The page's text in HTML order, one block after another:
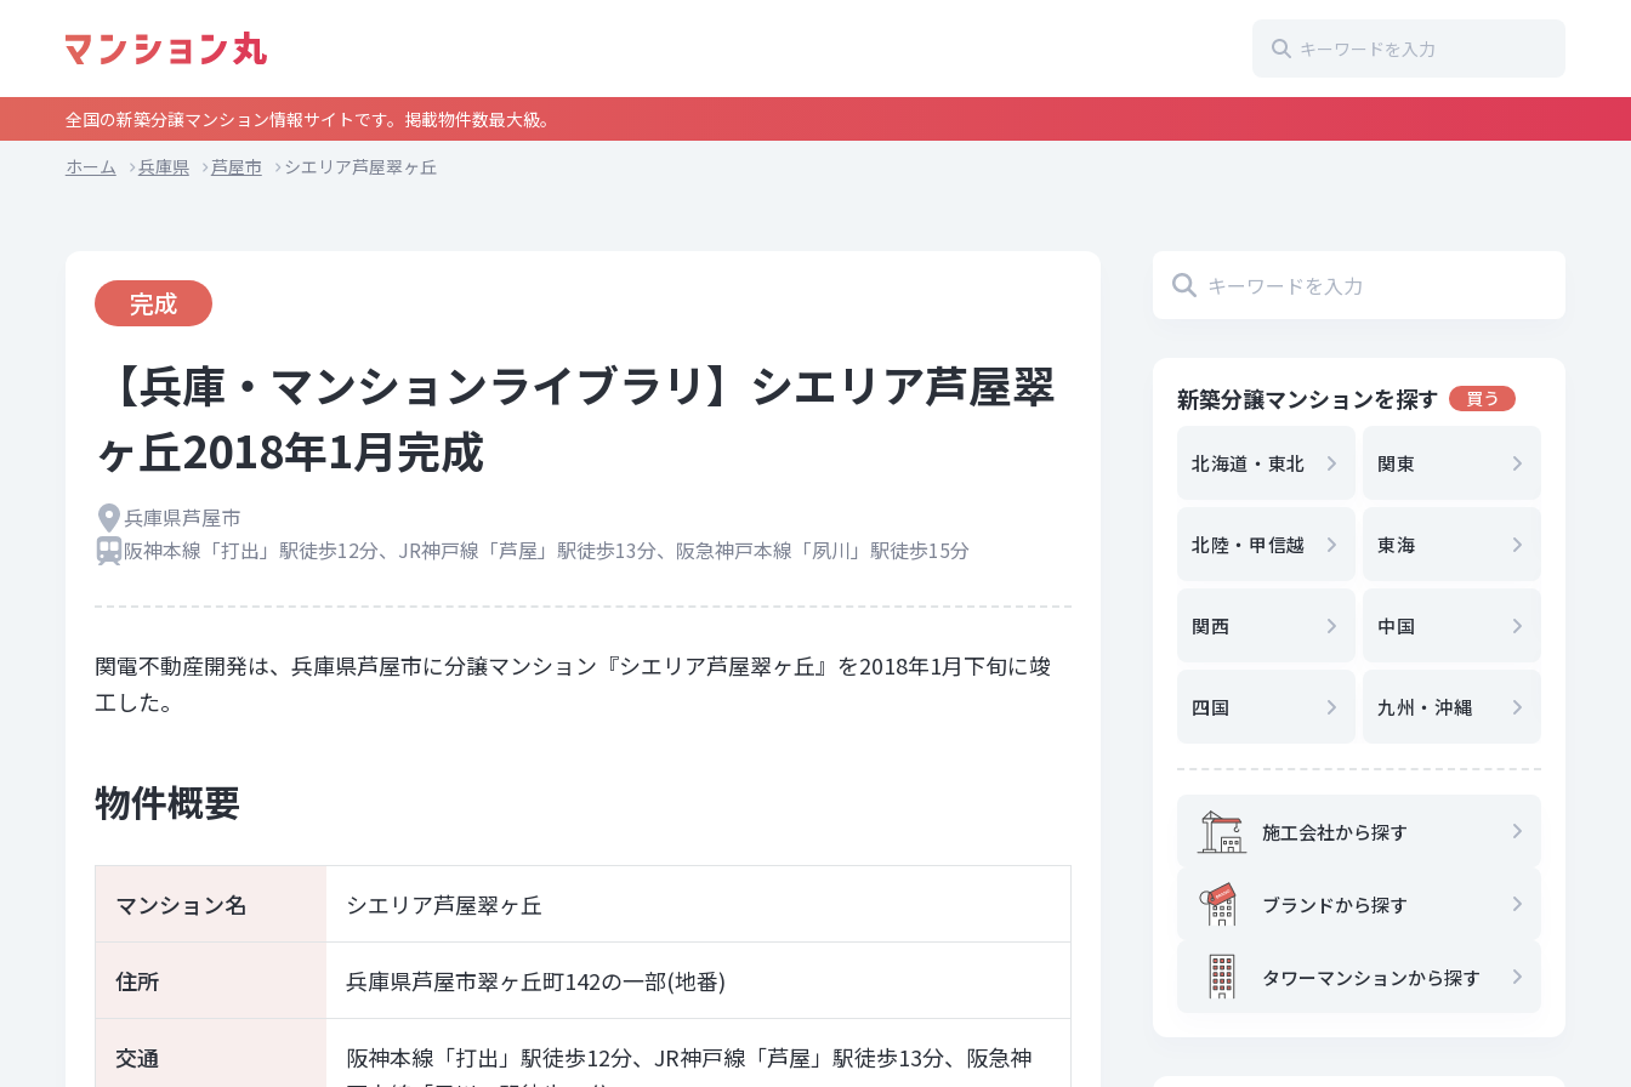
全国の新築分譲マンション情報サイトです。掲載物件数最大級。
ホーム
兵庫県 芦屋市 シエリア芦屋翠ヶ丘
完成
【兵庫・マンションライブラリ】シエリア芦屋翠
ヶ丘2018年1月完成
兵庫県芦屋市
阪神本線「打出」駅徒歩12分、JR神戸線「芦屋」駅徒歩13分、阪急神戸本線「夙川」駅徒歩15分
関電不動産開発は、兵庫県芦屋市に分譲マンション『シエリア芦屋翠ヶ丘』を2018年1月下旬に竣
工した。
物件概要
マンション名 シエリア芦屋翠ヶ丘
住所 兵庫県芦屋市翠ヶ丘町142の一部(地番)
交通
阪神本線「打出」駅徒歩12分、JR神戸線「芦屋」駅徒歩13分、阪急神
新築分譲マンションを探す 買う
北海道・東北 関東
北陸・甲信越 東海
関西 中国
四国 九州・沖縄
施工会社から探す
ブランドから探す
タワーマンションから探す